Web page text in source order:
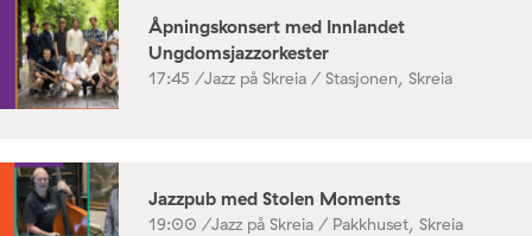
Åpningskonsert med Innlandet
Ungdomsjazzorkester
17:45 /Jazz på Skreia / Stasjonen, Skreia
Jazzpub med Stolen Moments
19:00 /Jazz på Skreia / Pakkhuset, Skreia